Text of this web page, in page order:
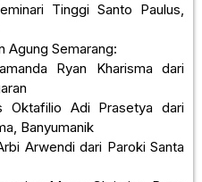
Tinggi Santo Paulus,
Agung Semarang:
Ryan Kharisma dari
Oktafilio Adi Prasetya dari
Banyumanik
Arwendi dari Paroki Santa